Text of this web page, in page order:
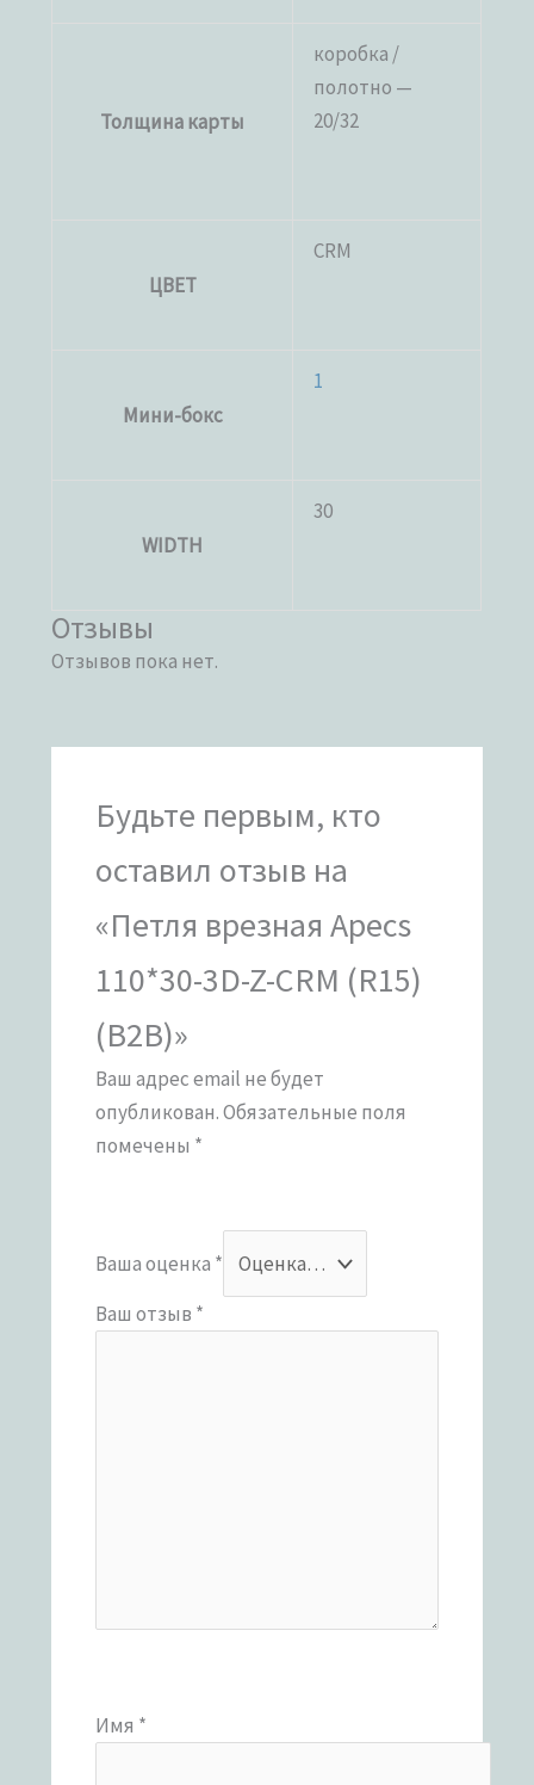
Толщина карты
коробка /
полотно —
20/32
ЦВЕТ
CRM
Мини-бокс
1
WIDTH
30
Отзывы
Отзывов пока нет.
Будьте первым, кто
оставил отзыв на
«Петля врезная Apecs
110*30-3D-Z-CRM (R15)
(B2B)»
Ваш адрес email не будет
опубликован.Обязательные поля
помечены *
Ваша оценка *
Ваш отзыв *
Имя *